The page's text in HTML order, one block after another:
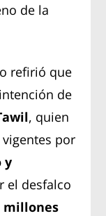
de la
refirió que
de
, quien
por
y
el desfalco
millones